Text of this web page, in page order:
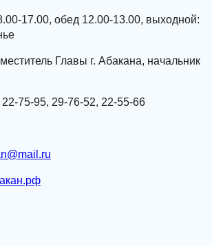
17.00, обед 12.00-13.00, выходной:
Главы г. Абакана, начальник
75-95, 29-76-52, 22-55-66